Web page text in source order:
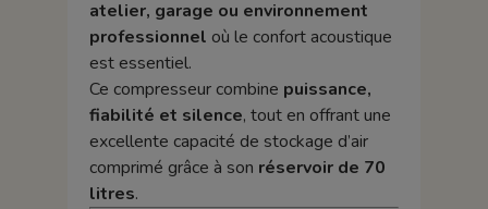
atelier, garage ou environnement
professionnel où le confort acoustique
est essentiel.
Ce compresseur combine puissance,
fiabilité et silence, tout en offrant une
excellente capacité de stockage d’air
comprimé grâce à son réservoir de 70
litres.